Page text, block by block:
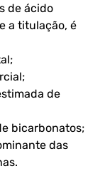
de ácido
a titulação, é
de
bicarbonatos;
das